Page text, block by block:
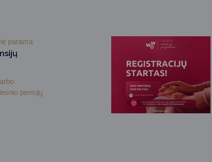
parama
pensijų